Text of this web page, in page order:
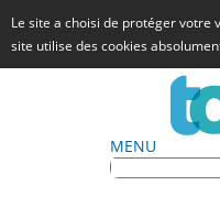
Le site a choisi de protéger votre
site utilise des cookies
MENU